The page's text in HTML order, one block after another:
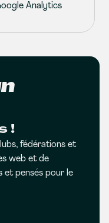
Analytics
!
fédérations et
web et de
et pensés pour le